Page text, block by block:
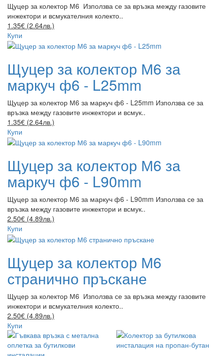
Щуцер за колектор М6 Използва се за връзка между газовите
инжектори и всмукателния колекто..
1.35€ (2.64лв.)
Купи
Щуцер за колектор М6 за
маркуч ф6 - L25mm
Щуцер за колектор М6 за маркуч ф6 - L25mm Използва се за
връзка между газовите инжектори и всмук..
1.35€ (2.64лв.)
Купи
Щуцер за колектор М6 за
маркуч ф6 - L90mm
Щуцер за колектор М6 за маркуч ф6 - L90mm Използва се за
връзка между газовите инжектори и всмук..
2.50€ (4.89лв.)
Купи
Щуцер за колектор М6
странично пръскане
Щуцер за колектор М6 Използва се за връзка между газовите
инжектори и всмукателния колекто..
2.50€ (4.89лв.)
Купи